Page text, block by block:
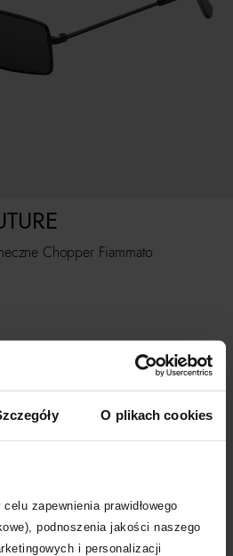
O plikach cookies
zapewnienia prawidłowego
podnoszenia jakości naszego
i personalizacji
Chopper Fiammato
DO KOSZYKA